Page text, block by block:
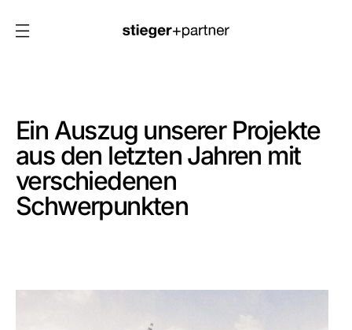
Ein Auszug unserer Projekte
aus den letzten Jahren mit
verschiedenen
Schwerpunkten